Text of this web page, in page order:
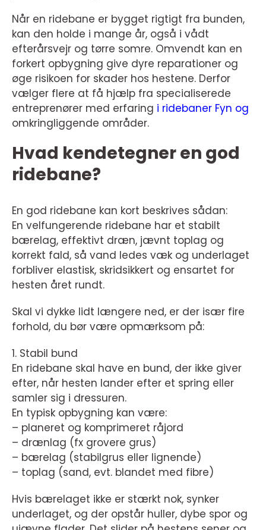
Når en ridebane er bygget rigtigt fra bunden,
kan den holde i mange år, også i vådt
efterårsvejr og tørre somre. Omvendt kan en
forkert opbygning give dyre reparationer og
øge risikoen for skader hos hestene. Derfor
vælger flere at få hjælp fra specialiserede
entreprenører med erfaring i ridebaner Fyn og
omkringliggende områder.
Hvad kendetegner en god
ridebane?
En god ridebane kan kort beskrives sådan:
En velfungerende ridebane har et stabilt
bærelag, effektivt dræn, jævnt toplag og
korrekt fald, så vand ledes væk og underlaget
forbliver elastisk, skridsikkert og ensartet for
hesten året rundt.
Skal vi dykke lidt længere ned, er der især fire
forhold, du bør være opmærksom på:
1. Stabil bund
En ridebane skal have en bund, der ikke giver
efter, når hesten lander efter et spring eller
samler sig i dressuren.
En typisk opbygning kan være:
– planeret og komprimeret råjord
– drænlag (fx grovere grus)
– bærelag (stabilgrus eller lignende)
– toplag (sand, evt. blandet med fibre)
Hvis bærelaget ikke er stærkt nok, synker
underlaget, og der opstår huller, dybe spor og